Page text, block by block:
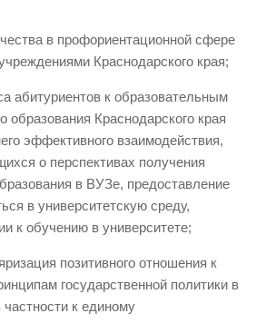
в профориентационной сфере
Краснодарского края;
абитуриентов к образовательным
образования Краснодарского края
эффективного взаимодействия,
о перспективах получения
в ВУЗе, предоставление
в университетскую среду,
к обучению в университете;
позитивного отношения к
государственной политики в
к единому